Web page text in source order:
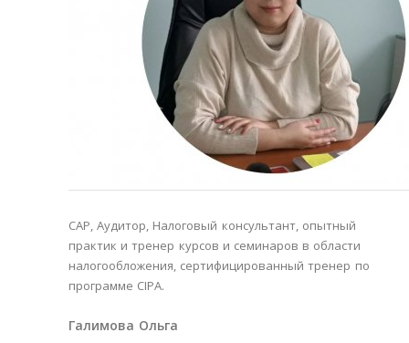
CAP, Аудитор, Налоговый консультант, опытный
практик и тренер курсов и семинаров в области
налогообложения, сертифицированный тренер по
программе CIPA.
Галимова Ольга